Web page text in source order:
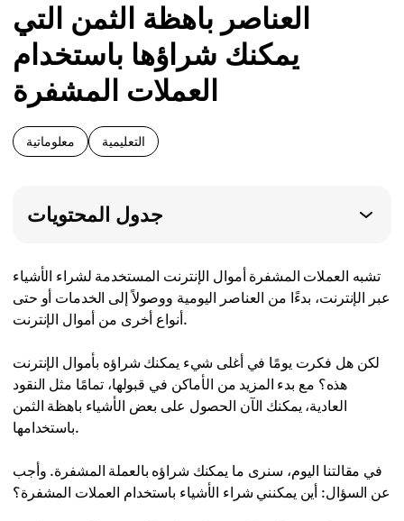
العناصر باهظة الثمن التي
يمكنك شراؤها باستخدام
العملات المشفرة
معلوماتية التعليمية
جدول المحتويات
تشبه العملات المشفرة أموال الإنترنت المستخدمة لشراء الأشياء
عبر الإنترنت، بدءًا من العناصر اليومية ووصولاً إلى الخدمات أو حتى
أنواع أخرى من أموال الإنترنت.
لكن هل فكرت يومًا في أغلى شيء يمكنك شراؤه بأموال الإنترنت
هذه؟ مع بدء المزيد من الأماكن في قبولها، تمامًا مثل النقود
العادية، يمكنك الآن الحصول على بعض الأشياء باهظة الثمن
باستخدامها.
في مقالتنا اليوم، سنرى ما يمكنك شراؤه بالعملة المشفرة. وأجب
عن السؤال: أين يمكنني شراء الأشياء باستخدام العملات المشفرة؟